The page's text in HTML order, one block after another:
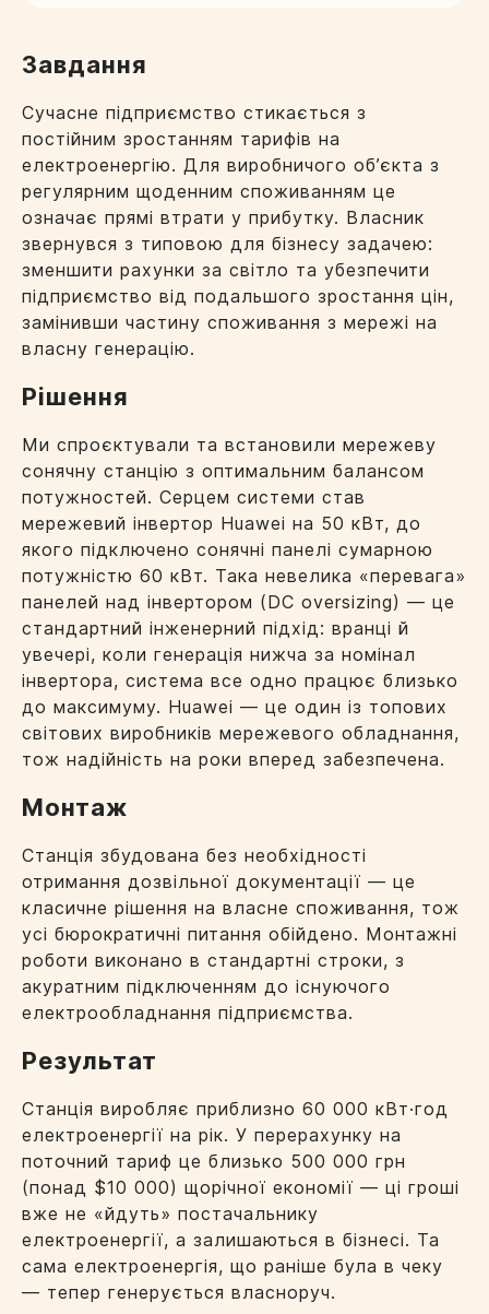
Завдання
Сучасне підприємство стикається з
постійним зростанням тарифів на
електроенергію. Для виробничого об’єкта з
регулярним щоденним споживанням це
означає прямі втрати у прибутку. Власник
звернувся з типовою для бізнесу задачею:
зменшити рахунки за світло та убезпечити
підприємство від подальшого зростання цін,
замінивши частину споживання з мережі на
власну генерацію.
Рішення
Ми спроєктували та встановили мережеву
сонячну станцію з оптимальним балансом
потужностей. Серцем системи став
мережевий інвертор Huawei на 50 кВт, до
якого підключено сонячні панелі сумарною
потужністю 60 кВт. Така невелика «перевага»
панелей над інвертором (DC oversizing) — це
стандартний інженерний підхід: вранці й
увечері, коли генерація нижча за номінал
інвертора, система все одно працює близько
до максимуму. Huawei — це один із топових
світових виробників мережевого обладнання,
тож надійність на роки вперед забезпечена.
Монтаж
Станція збудована без необхідності
отримання дозвільної документації — це
класичне рішення на власне споживання, тож
усі бюрократичні питання обійдено. Монтажні
роботи виконано в стандартні строки, з
акуратним підключенням до існуючого
електрообладнання підприємства.
Результат
Станція виробляє приблизно 60 000 кВт·год
електроенергії на рік. У перерахунку на
поточний тариф це близько 500 000 грн
(понад $10 000) щорічної економії — ці гроші
вже не «йдуть» постачальнику
електроенергії, а залишаються в бізнесі. Та
сама електроенергія, що раніше була в чеку
— тепер генерується власноруч.